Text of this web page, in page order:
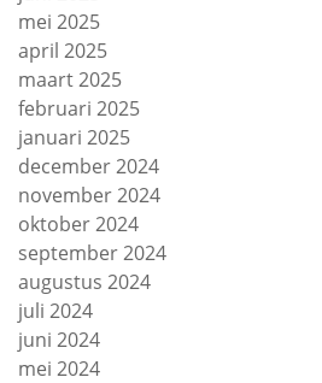
mei 2025
april 2025
maart 2025
februari 2025
januari 2025
december 2024
november 2024
oktober 2024
september 2024
augustus 2024
juli 2024
juni 2024
mei 2024